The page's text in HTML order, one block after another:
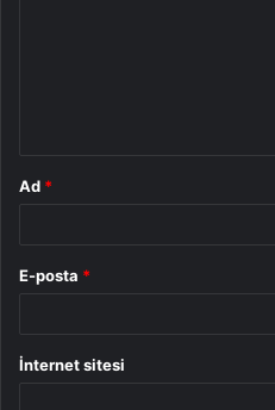
Ad *
E-posta *
İnternet sitesi